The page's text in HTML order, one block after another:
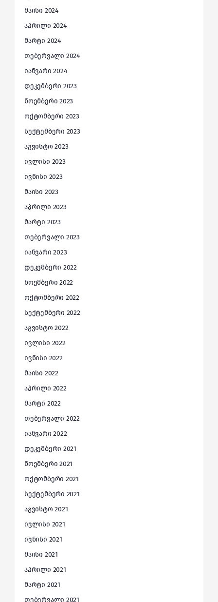
მაისი 2024
აპრილი 2024
მარტი 2024
თებერვალი 2024
იანვარი 2024
დეკემბერი 2023
ნოემბერი 2023
ოქტომბერი 2023
სექტემბერი 2023
აგვისტო 2023
ივლისი 2023
ივნისი 2023
მაისი 2023
აპრილი 2023
მარტი 2023
თებერვალი 2023
იანვარი 2023
დეკემბერი 2022
ნოემბერი 2022
ოქტომბერი 2022
სექტემბერი 2022
აგვისტო 2022
ივლისი 2022
ივნისი 2022
მაისი 2022
აპრილი 2022
მარტი 2022
თებერვალი 2022
იანვარი 2022
დეკემბერი 2021
ნოემბერი 2021
ოქტომბერი 2021
სექტემბერი 2021
აგვისტო 2021
ივლისი 2021
ივნისი 2021
მაისი 2021
აპრილი 2021
მარტი 2021
თებერვალი 2021